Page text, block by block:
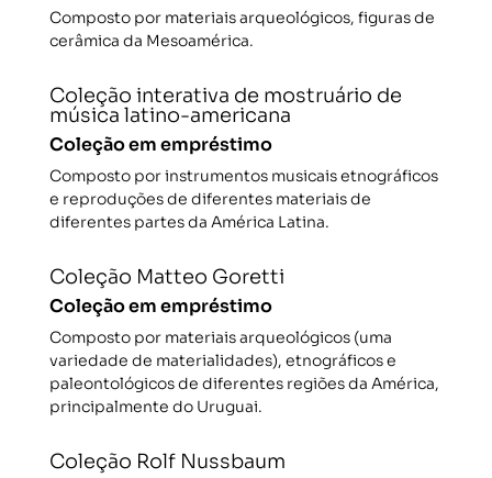
Composto por materiais arqueológicos, figuras de
cerâmica da Mesoamérica.
Coleção interativa de mostruário de
música latino-americana
Coleção em empréstimo
Composto por instrumentos musicais etnográficos
e reproduções de diferentes materiais de
diferentes partes da América Latina.
Coleção Matteo Goretti
Coleção em empréstimo
Composto por materiais arqueológicos (uma
variedade de materialidades), etnográficos e
paleontológicos de diferentes regiões da América,
principalmente do Uruguai.
Coleção Rolf Nussbaum